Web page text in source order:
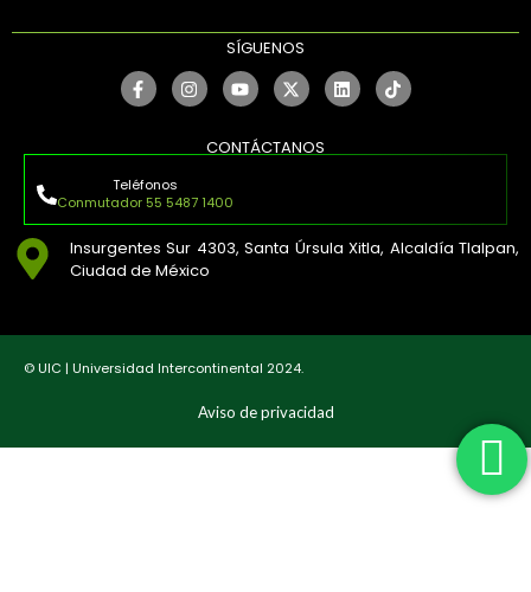
SÍGUENOS
CONTÁCTANOS
Teléfonos
Conmutador 55 5487 1400
Insurgentes Sur 4303, Santa Úrsula Xitla, Alcaldía Tlalpan,
Ciudad de México
© UIC | Universidad Intercontinental 2024.
Aviso de privacidad